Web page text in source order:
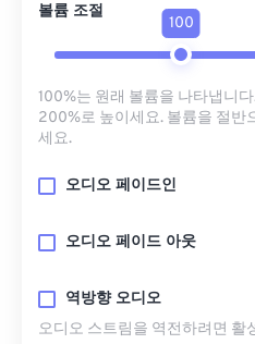
볼륨 조절
100
100%는 원래 볼륨을 나타냅니
200%로 높이세요. 볼륨을 절반
세요.
오디오 페이드인
오디오 페이드 아웃
역방향 오디오
오디오 스트림을 역전하려면 활